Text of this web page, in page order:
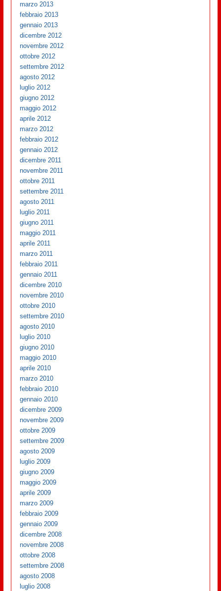
marzo 2013
febbraio 2013
gennaio 2013
dicembre 2012
novembre 2012
ottobre 2012
settembre 2012
agosto 2012
luglio 2012
giugno 2012
maggio 2012
aprile 2012
marzo 2012
febbraio 2012
gennaio 2012
dicembre 2011
novembre 2011
ottobre 2011
settembre 2011
agosto 2011
luglio 2011
giugno 2011
maggio 2011
aprile 2011
marzo 2011
febbraio 2011
gennaio 2011
dicembre 2010
novembre 2010
ottobre 2010
settembre 2010
agosto 2010
luglio 2010
giugno 2010
maggio 2010
aprile 2010
marzo 2010
febbraio 2010
gennaio 2010
dicembre 2009
novembre 2009
ottobre 2009
settembre 2009
agosto 2009
luglio 2009
giugno 2009
maggio 2009
aprile 2009
marzo 2009
febbraio 2009
gennaio 2009
dicembre 2008
novembre 2008
ottobre 2008
settembre 2008
agosto 2008
luglio 2008